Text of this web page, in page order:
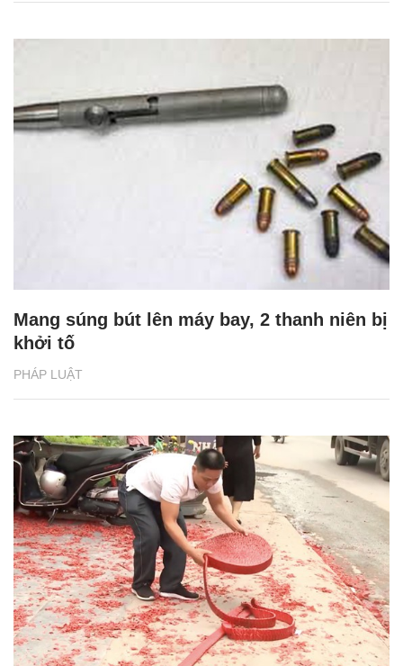
PHÁP LUẬT
Mang súng bút lên máy bay, 2 thanh niên bị
khởi tố